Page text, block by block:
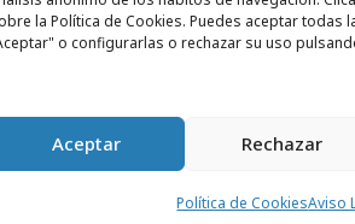
la Política de Cookies. Puedes aceptar todas
o configurarlas o rechazar su uso
Aceptar Rechazar
Política de CookiesAviso